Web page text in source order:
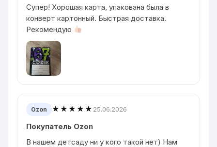
Супер! Хорошая карта, упакована была в
конверт картонный. Быстрая доставка.
Рекомендую
Ozon ★★★★★ 25.06.2026
Покупатель Ozon
В нашем детсаду ни у кого такой нет) Нам